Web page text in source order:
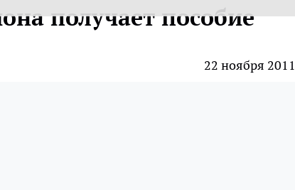
получает пособие
22 ноября 2011